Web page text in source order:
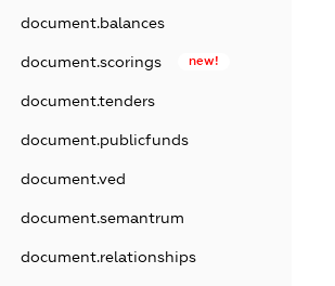
document.balances
document.scorings new!
document.tenders
document.publicfunds
document.ved
document.semantrum
document.relationships